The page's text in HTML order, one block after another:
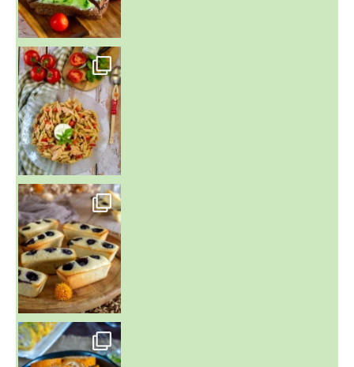
~ SALADE DE PÂTES AUX DEUX TOMATES THON ET BURRA
~ FINANCIERS MYRTILLES ET CITRON ~
Aujourd'hu